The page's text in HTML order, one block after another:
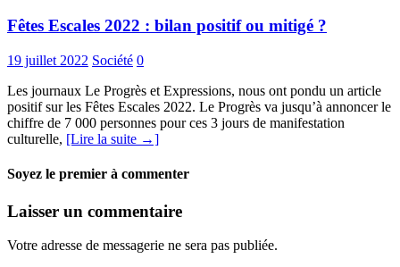
Fêtes Escales 2022 : bilan positif ou mitigé ?
19 juillet 2022 Société 0
Les journaux Le Progrès et Expressions, nous ont pondu un article
positif sur les Fêtes Escales 2022. Le Progrès va jusqu’à annoncer le
chiffre de 7 000 personnes pour ces 3 jours de manifestation
culturelle, [Lire la suite →]
Soyez le premier à commenter
Laisser un commentaire
Votre adresse de messagerie ne sera pas publiée.